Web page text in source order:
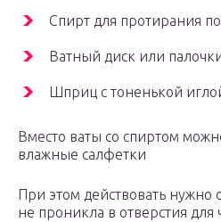
Спирт для протирания
Ватный диск или
Шприц с тоненькой
Вместо ваты со спиртом
влажные салфетки
При этом действовать нужно
не проникла в отверстия для